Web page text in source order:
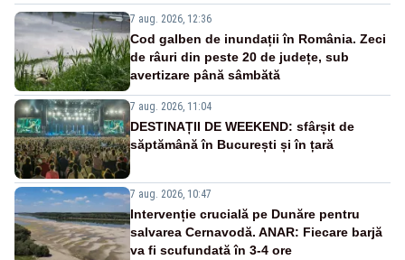
7 aug. 2026, 12:36
Cod galben de inundații în România. Zeci
de râuri din peste 20 de județe, sub
avertizare până sâmbătă
7 aug. 2026, 11:04
DESTINAȚII DE WEEKEND: sfârșit de
săptămână în București și în țară
7 aug. 2026, 10:47
Intervenție crucială pe Dunăre pentru
salvarea Cernavodă. ANAR: Fiecare barjă
va fi scufundată în 3-4 ore